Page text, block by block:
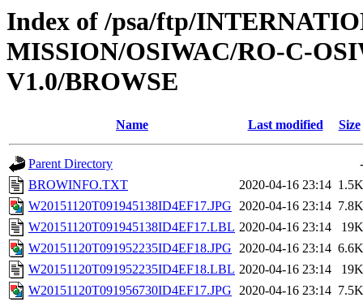
Index of /psa/ftp/
MISSION/OSIWAC/RO-C-
V1.0/BROWSE
Name Last modified Size
Parent Directory
-
BROWINFO.TXT
2020-04-16 23:14 1.5K
W20151120T091945138ID4EF17.JPG 2020-04-16 23:14 7.8K
W20151120T091945138ID4EF17.LBL 2020-04-16 23:14
19K
W20151120T091952235ID4EF18.JPG 2020-04-16 23:14 6.6K
W20151120T091952235ID4EF18.LBL 2020-04-16 23:14
19K
W20151120T091956730ID4EF17.JPG 2020-04-16 23:14 7.5K